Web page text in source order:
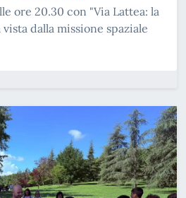
ore 20.30 con "Via Lattea: la
dalla missione spaziale